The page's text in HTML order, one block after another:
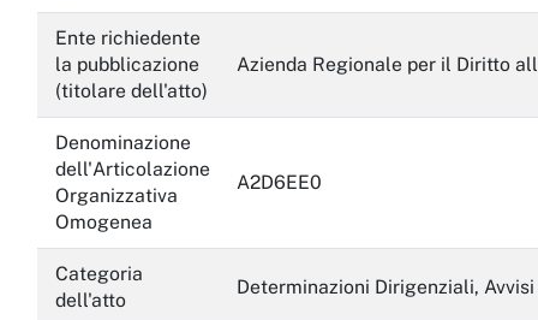
Servizi erogati
Pagamenti dell'amministrazione
Opere pubbliche
Pianificazione e governo del territorio
Informazioni ambientali
Interventi straordinari e di emergenza
Ente richiedente
la pubblicazione
(titolare dell'atto)
Azienda Regionale per il Diritto
Denominazione
dell'Articolazione
Organizzativa
Omogenea
A2D6EE0
Categoria
dell'atto
Determinazioni Dirigenziali,